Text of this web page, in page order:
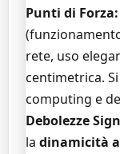
Punti di Forza:
rete, uso
centimetrica.
computing e
Debolezze
la dinamicità